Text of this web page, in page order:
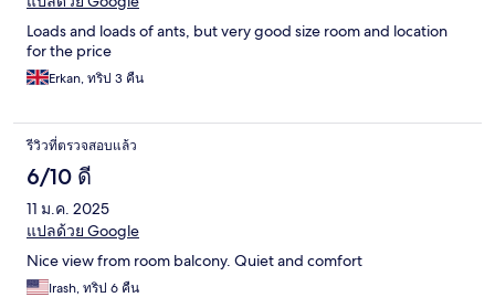
Loads and loads of ants, but very good size room and location
for the price
Erkan, ทริป 3 คืน
รีวิวที่ตรวจสอบแล้ว
6/10 ดี
11 ม.ค. 2025
แปลด้วย Google
Nice view from room balcony. Quiet and comfort
Irash, ทริป 6 คืน